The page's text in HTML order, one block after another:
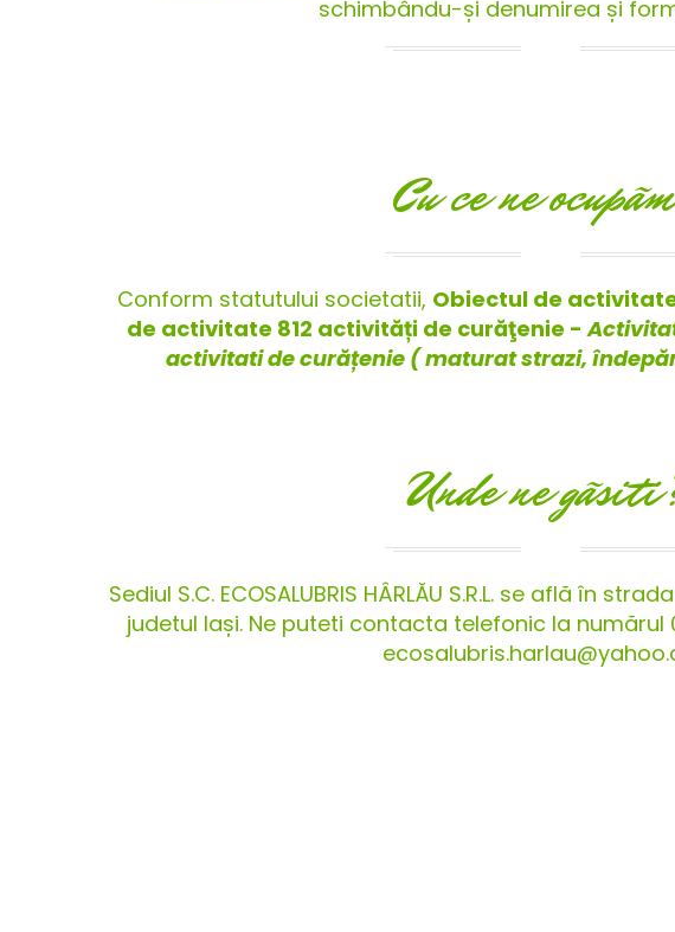
schimbându-și denumirea și
Cu ce ne
Conform statutului societatii, Obiectul de
de activitate 812 activități de curăţenie -
activitati de curățenie ( maturat strazi,
Unde ne
Sediul S.C. ECOSALUBRIS HÂRLĂU S.R.L. se află în
judetul Iași. Ne puteti contacta telefonic la numărul